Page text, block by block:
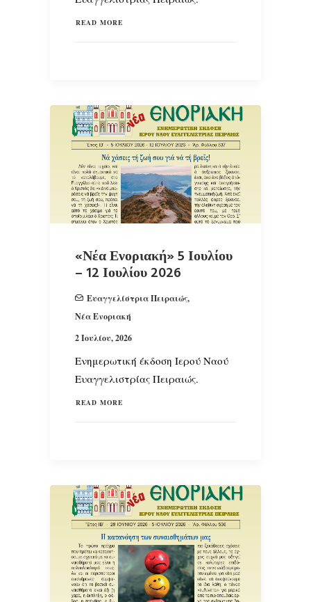
READ MORE
«Νέα Ενοριακή» 5 Ιουλίου
– 12 Ιουλίου 2026
Ευαγγελίστρια Πειραιώς,
Νέα Ενοριακή
2 Ιουλίου, 2026
Ενημερωτική έκδοση Ιερού Ναού
Ευαγγελιστρίας Πειραιώς.
READ MORE